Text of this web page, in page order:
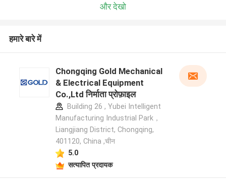
और देखो
हमारे बारे में
Chongqing Gold Mechanical
& Electrical Equipment
Co.,Ltd निर्माता प्रोफ़ाइल
Building 26 , Yubei Intelligent
Manufacturing Industrial Park，
Liangjiang District, Chongqing,
401120, China ,चीन
5.0
सत्यापित प्रदायक